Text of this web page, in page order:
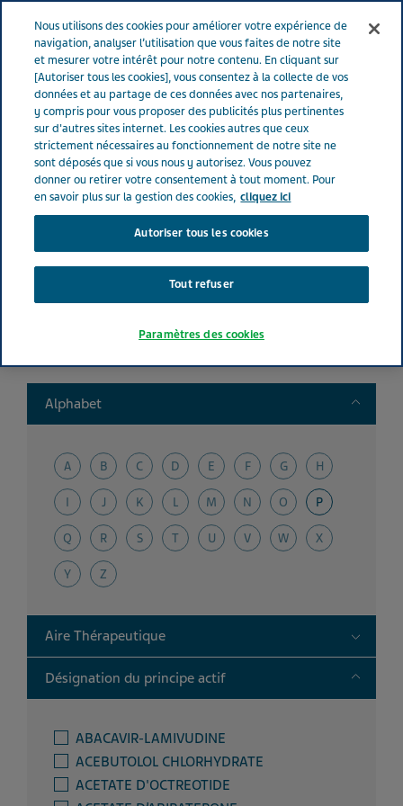
Menu
France Nos Produits Product catalog
Liste de nos médicaments
Search
Filtres clairs
Alphabet Toggle
A B C D E F G H
I J K L M N O P
Q R S T U V W X
Y Z
Aire Thérapeutique Toggle
Désignation du principe actif Toggle
ABACAVIR-LAMIVUDINE
ACEBUTOLOL CHLORHYDRATE
ACETATE D'OCTREOTIDE
Nous utilisons des cookies pour améliorer votre expérience de
navigation, analyser l’utilisation que vous faites de notre site
et mesurer votre intérêt pour notre contenu. En cliquant sur
[Autoriser tous les cookies], vous consentez à la collecte de vos
données et au partage de ces données avec nos partenaires,
y compris pour vous proposer des publicités plus pertinentes
sur d'autres sites internet. Les cookies autres que ceux
strictement nécessaires au fonctionnement de notre site ne
sont déposés que si vous nous y autorisez. Vous pouvez
donner ou retirer votre consentement à tout moment. Pour
en savoir plus sur la gestion des cookies, cliquez ici
Autoriser tous les cookies
Tout refuser
Paramètres des cookies